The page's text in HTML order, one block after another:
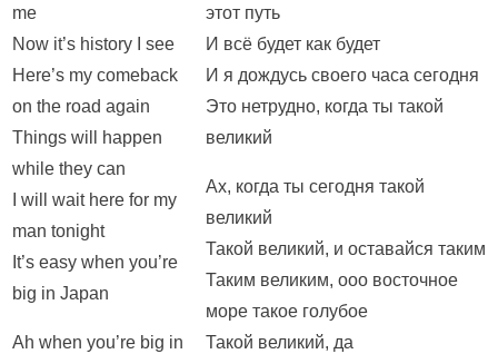
me
Now it’s history I see
Here’s my comeback
on the road again
Things will happen
while they can
I will wait here for my
man tonight
It’s easy when you’re
big in Japan
Ah when you’re big in
этот путь
И всё будет как будет
И я дождусь своего часа сегодня
Это нетрудно, когда ты такой
великий
Ах, когда ты сегодня такой
великий
Такой великий, и оставайся таким
Таким великим, ооо восточное
море такое голубое
Такой великий, да